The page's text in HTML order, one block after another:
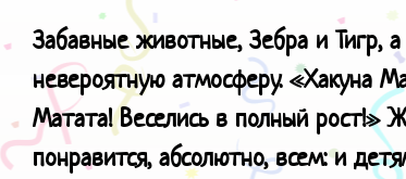
Забавные животные, Зебра и Тигр,
невероятную атмосферу. «Хакуна
Матата! Веселись в полный рост!»
понравится, абсолютно, всем: и